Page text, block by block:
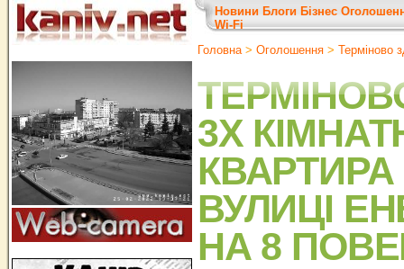
Новини Блоги Бізнес
Wi-Fi
Головна> Оголошення > Терміново
3Х
КВАРТИРА
ВУЛИЦІ
НА 8